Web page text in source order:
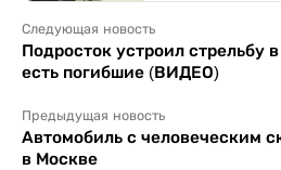
Следующая новость
Подросток устроил стрельбу
есть погибшие (ВИДЕО)
Предыдущая новость
Автомобиль с человеческим
в Москве